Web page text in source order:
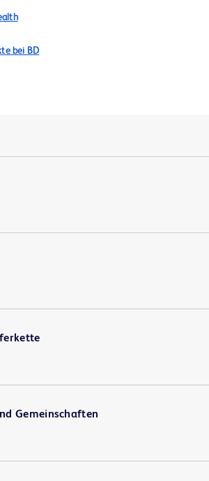
bei BD
Gemeinschaften